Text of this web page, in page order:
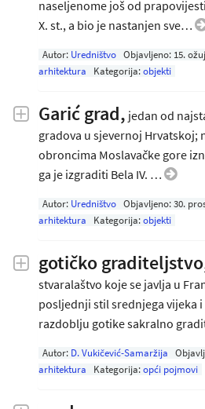
naseljenome još od
X. st., a bio je nastanjen sve…
Autor: Uredništvo Objavljeno: 15.
arhitektura
Kategorija:objekti
Garić grad, jedan od
gradova u sjevernoj Hrvatskoj;
obroncima Moslavačke gore
ga je izgraditi Bela IV. …
Autor: Uredništvo Objavljeno:30.
arhitektura
Kategorija:objekti
gotičko
stvaralaštvo koje se javlja u
posljednji stil srednjega vijeka i
razdoblju gotike sakralno
Autor: D. Vukičević-Samaržija
arhitektura
Kategorija:opći pojmovi